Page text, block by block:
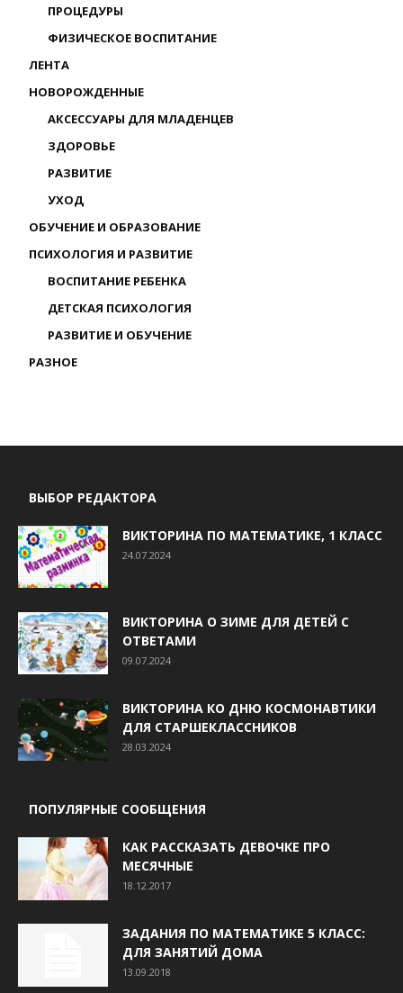
ПРОЦЕДУРЫ
ФИЗИЧЕСКОЕ ВОСПИТАНИЕ
ЛЕНТА
НОВОРОЖДЕННЫЕ
АКСЕССУАРЫ ДЛЯ МЛАДЕНЦЕВ
ЗДОРОВЬЕ
РАЗВИТИЕ
УХОД
ОБУЧЕНИЕ И ОБРАЗОВАНИЕ
ПСИХОЛОГИЯ И РАЗВИТИЕ
ВОСПИТАНИЕ РЕБЕНКА
ДЕТСКАЯ ПСИХОЛОГИЯ
РАЗВИТИЕ И ОБУЧЕНИЕ
РАЗНОЕ
ВЫБОР РЕДАКТОРА
ВИКТОРИНА ПО МАТЕМАТИКЕ, 1 КЛАСС
24.07.2024
ВИКТОРИНА О ЗИМЕ ДЛЯ ДЕТЕЙ С
ОТВЕТАМИ
09.07.2024
ВИКТОРИНА КО ДНЮ КОСМОНАВТИКИ
ДЛЯ СТАРШЕКЛАССНИКОВ
28.03.2024
ПОПУЛЯРНЫЕ СООБЩЕНИЯ
КАК РАССКАЗАТЬ ДЕВОЧКЕ ПРО
МЕСЯЧНЫЕ
18.12.2017
ЗАДАНИЯ ПО МАТЕМАТИКЕ 5 КЛАСС:
ДЛЯ ЗАНЯТИЙ ДОМА
13.09.2018